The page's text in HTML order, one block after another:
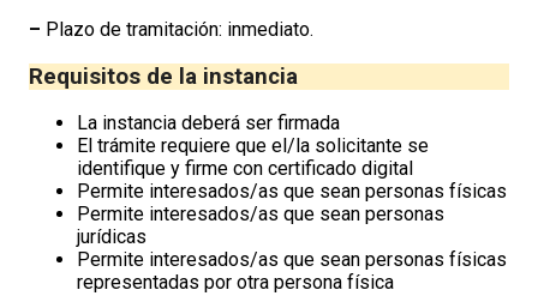
– Plazo de tramitación: inmediato.
Requisitos de la instancia
La instancia deberá ser firmada
El trámite requiere que el/la solicitante se
identifique y firme con certificado digital
Permite interesados/as que sean personas físicas
Permite interesados/as que sean personas
jurídicas
Permite interesados/as que sean personas físicas
representadas por otra persona física